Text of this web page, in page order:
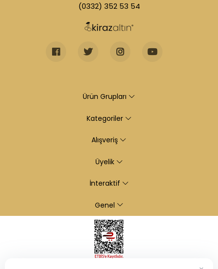
(0332) 352 53 54
Ürün Grupları
Kategoriler
Alışveriş
Üyelik
İnteraktif
Genel